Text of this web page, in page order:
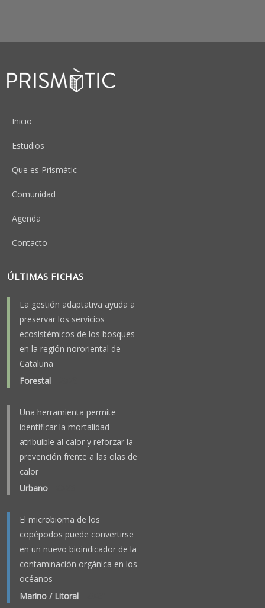
Peu
Inicio
Estudios
Que es Prismàtic
Comunidad
Agenda
Contacto
ÚLTIMAS FICHAS
La gestión adaptativa ayuda a
preservar los servicios
ecosistémicos de los bosques
en la región nororiental de
Cataluña
Forestal
Una herramienta permite
identificar la mortalidad
atribuible al calor y reforzar la
prevención frente a las olas de
calor
Urbano
El microbioma de los
copépodos puede convertirse
en un nuevo bioindicador de la
contaminación orgánica en los
océanos
Marino / Litoral